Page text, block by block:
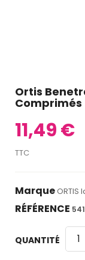
Ortis
Comprimés
11,49 €
TTC
MarqueORTIS
RÉFÉRENCE
QUANTITÉ